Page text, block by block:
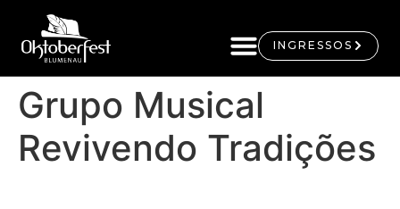
INGRESSOS
Grupo Musical
Revivendo Tradições